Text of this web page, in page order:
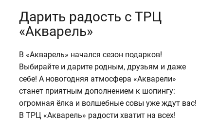
Дарить радость с ТРЦ
«Акварель»
В «Акварель» начался сезон подарков!
Выбирайте и дарите родным, друзьям и даже
себе! А новогодняя атмосфера «Акварели»
станет приятным дополнением к шопингу:
огромная ёлка и волшебные совы уже ждут вас!
В ТРЦ «Акварель» радости хватит на всех!